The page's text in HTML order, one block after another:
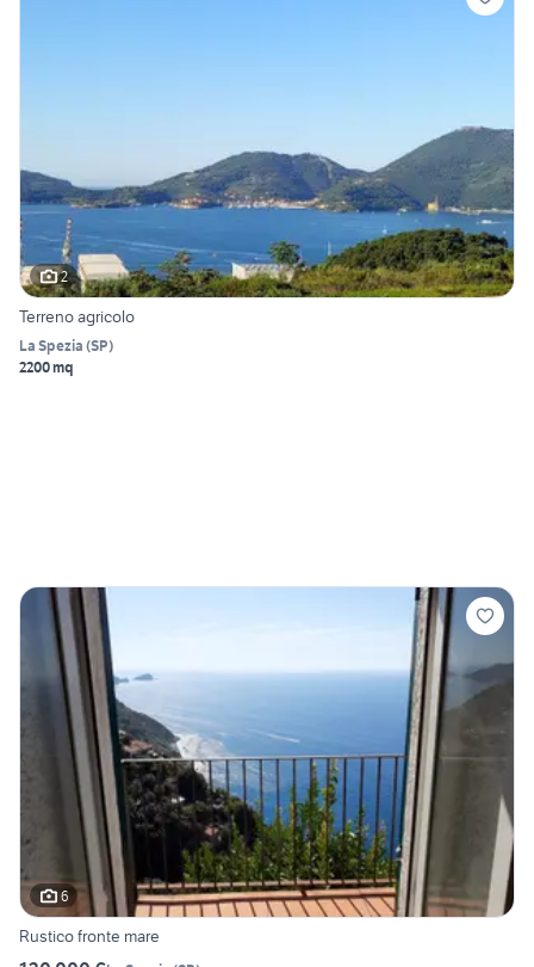
2
Terreno agricolo
La Spezia (SP)
2200 mq
6
Rustico fronte mare